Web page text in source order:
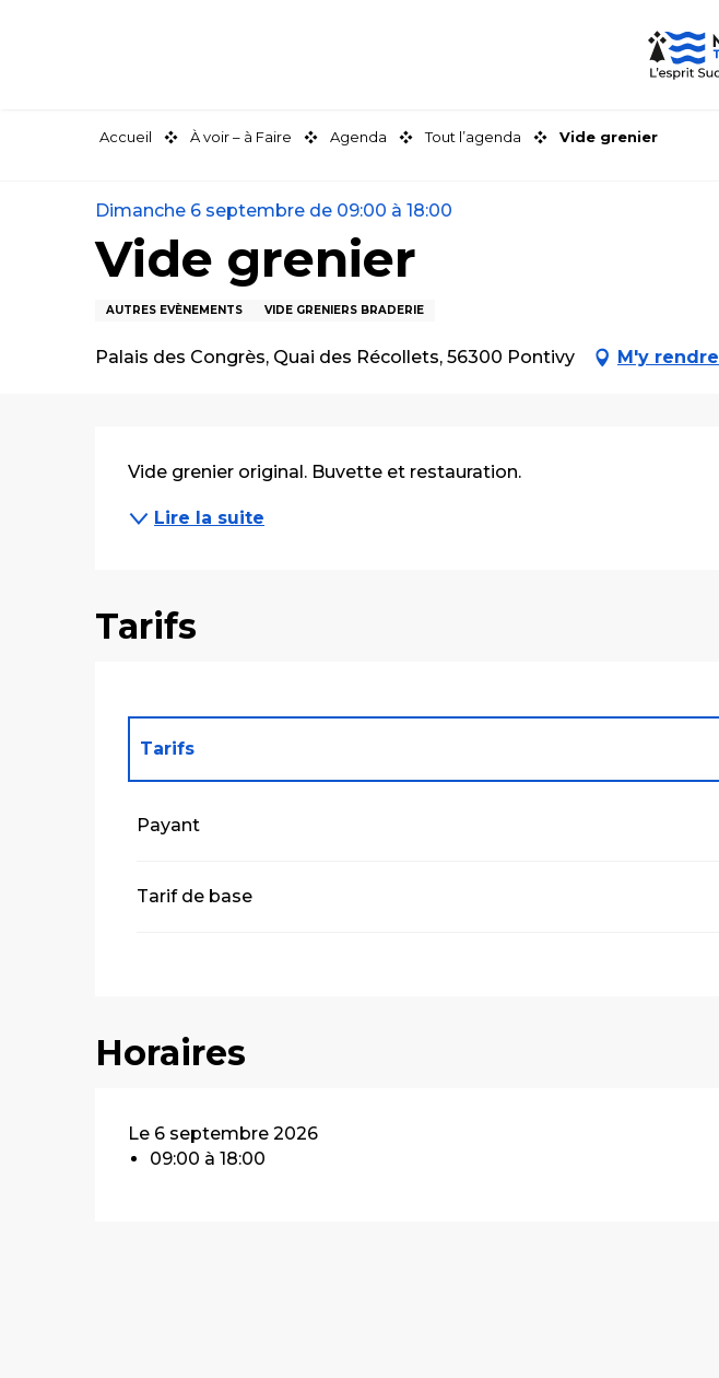
Accueil À voir – à Faire Agenda Tout l’agenda Vide grenier
Dimanche 6 septembre de 09:00 à 18:00
Vide grenier
AUTRES EVÈNEMENTS VIDE GRENIERS BRADERIE
Palais des Congrès, Quai des Récollets, 56300 Pontivy M'y rendre
Description
Vide grenier original. Buvette et restauration.
Lire la suite
Tarifs
Tarifs
Payant
Tarif de base
Horaires
Le 6 septembre 2026
09:00 à 18:00